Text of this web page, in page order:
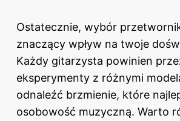
Ostatecznie, wybór
znaczący wpływ na twoje
Każdy gitarzysta powinien
eksperymenty z różnymi
odnaleźć brzmienie, które
osobowość muzyczną. Warto